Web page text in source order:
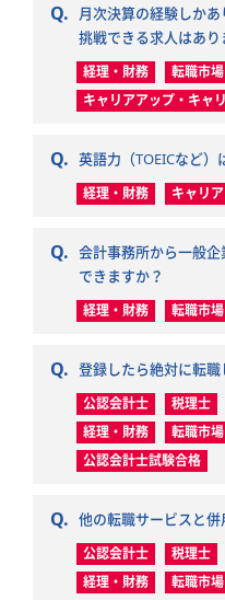
Q.
月次決算の経験しか
挑戦できる求人はあり
経理・財務
転職市
キャリアアップ・キャ
Q. 英語力（TOEICなど）
経理・財務 キャリ
Q. 会計事務所から一般
できますか？
経理・財務 転職市
Q. 登録したら絶対に転
公認会計士 税理士
経理・財務
転職市
公認会計士試験合格
Q. 他の転職サービスと
公認会計士 税理士
経理・財務
転職市